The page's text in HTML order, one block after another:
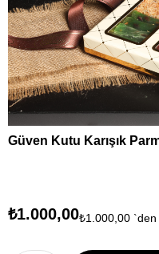
Güven Kutu Karışık
₺1.000,00₺1.000,00